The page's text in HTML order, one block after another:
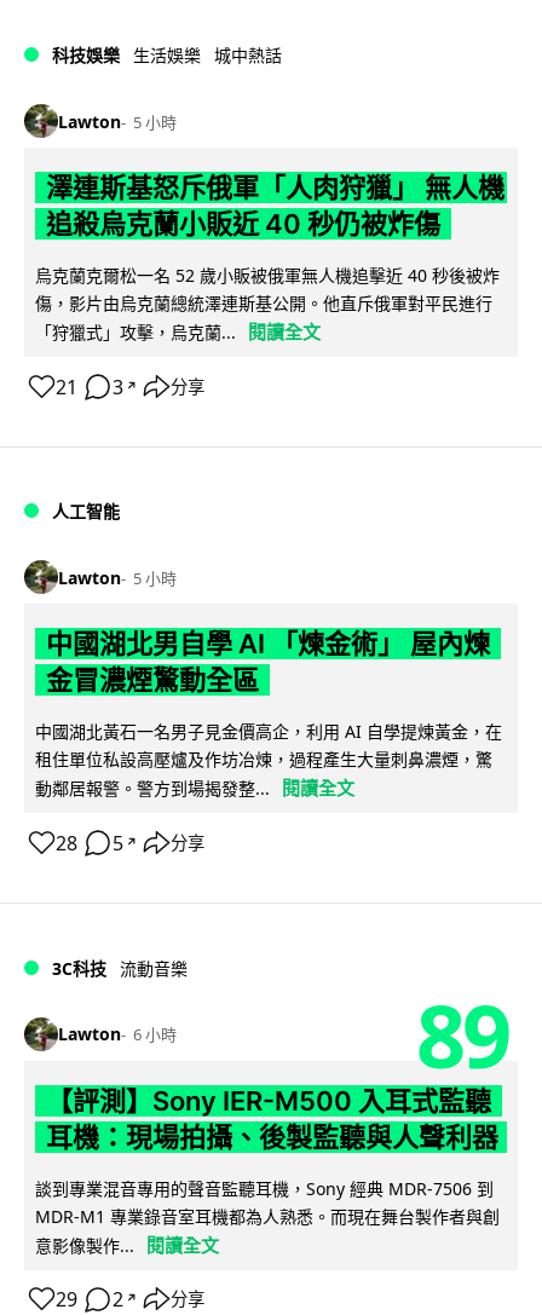
科技娛樂 生活娛樂 城中熱話
Lawton 5 小時
澤連斯基怒斥俄軍「人肉狩獵」 無人機
追殺烏克蘭小販近 40 秒仍被炸傷
烏克蘭克爾松一名 52 歲小販被俄軍無人機追擊近 40 秒後被炸
傷，影片由烏克蘭總統澤連斯基公開。他直斥俄軍對平民進行
「狩獵式」攻擊，烏克蘭...
閱讀全文
21 3 ↗ 分享
人工智能
Lawton 5 小時
中國湖北男自學 AI 「煉金術」 屋內煉
金冒濃煙驚動全區
中國湖北黃石一名男子見金價高企，利用 AI 自學提煉黃金，在
租住單位私設高壓爐及作坊冶煉，過程產生大量刺鼻濃煙，驚
動鄰居報警。警方到場揭發整...
閱讀全文
28 5 ↗ 分享
3C科技 流動音樂
Lawton 6 小時 89
【評測】Sony IER-M500 入耳式監聽
耳機：現場拍攝、後製監聽與人聲利器
談到專業混音專用的聲音監聽耳機，Sony 經典 MDR-7506 到
MDR-M1 專業錄音室耳機都為人熟悉。而現在舞台製作者與創
意影像製作...
閱讀全文
29 2 ↗ 分享